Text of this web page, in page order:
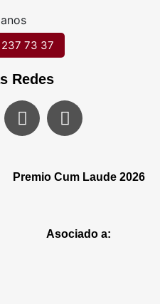
73 37
Redes
Premio Cum Laude 2026
Asociado a: